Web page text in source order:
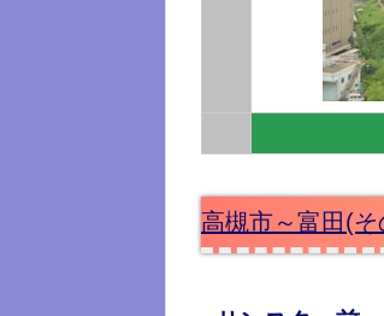
高槻市～富田(そ